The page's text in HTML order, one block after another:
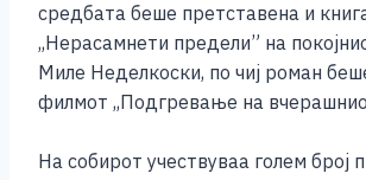
средбата беше претставена и
,,Нерасамнети предели” на
Миле Неделкоски, по чиј роман
филмот ,,Подгревање на
На собирот учествуваа голем број